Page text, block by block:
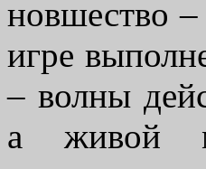
новшество
игре
– волны
а живой